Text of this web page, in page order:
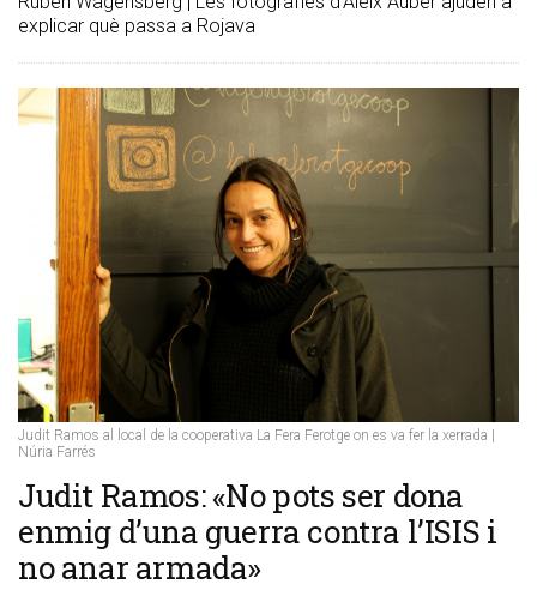
explicar què passa a Rojava
Judit Ramos al local de la cooperativa La Fera Ferotge on es va fer la xerrada |
Núria Farrés
Judit Ramos: «No pots ser dona
enmig d’una guerra contra l’ISIS i
no anar armada»